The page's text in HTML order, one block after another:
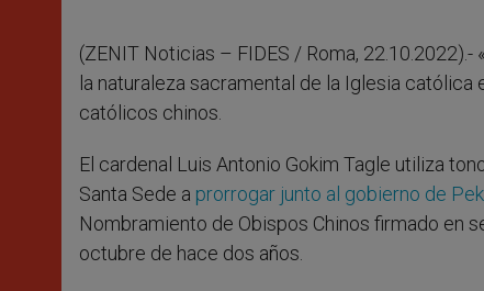
(ZENIT Noticias – FIDES / Roma,
la naturaleza sacramental de la Iglesia católica
católicos chinos.
El cardenal Luis Antonio Gokim Tagle utiliza
Santa Sede a prorrogar junto al gobierno de
Nombramiento de Obispos Chinos firmado en
octubre de hace dos años.